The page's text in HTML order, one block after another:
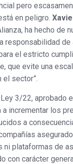
pero
en peligro.
ha hecho de
responsabilidad
el estricto
que evite una
el sector”.
3/22, aprobado
a incrementar los
a
ni plataformas de
con carácter